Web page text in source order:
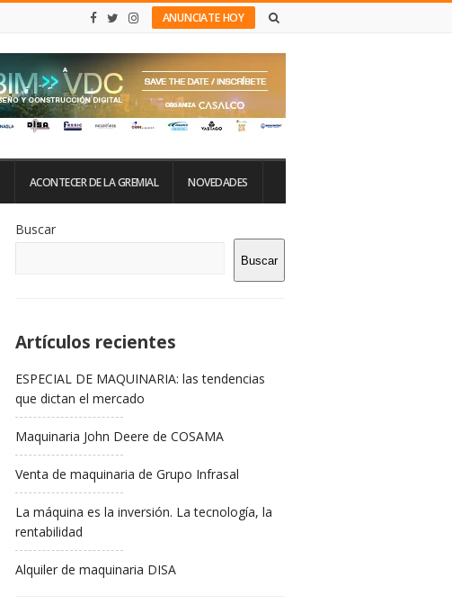
ANUNCIATE HOY
ACONTECER DE LA GREMIAL NOVEDADES
De
La
Buscar
Buscar
Artículos recientes
ESPECIAL DE MAQUINARIA: las tendencias
que dictan el mercado
Maquinaria John Deere de COSAMA
Venta de maquinaria de Grupo Infrasal
La máquina es la inversión. La tecnología, la
rentabilidad
Alquiler de maquinaria DISA